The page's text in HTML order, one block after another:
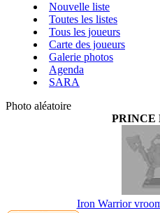
Nouvelle liste
Toutes les listes
Tous les joueurs
Carte des joueurs
Galerie photos
Agenda
SARA
Photo aléatoire
PRINCE
Iron Warrior